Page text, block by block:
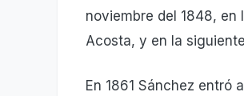
noviembre del 1848, en
Acosta, y en la
En 1861 Sánchez entró